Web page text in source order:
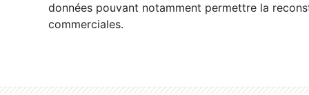
données pouvant notamment permettre la
commerciales.